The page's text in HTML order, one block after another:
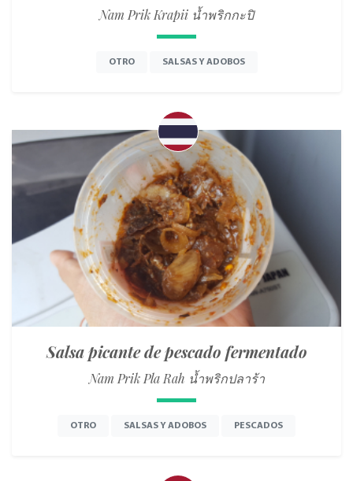
Nam Prik Krapii น้ำพริกกะปิ
OTRO SALSAS Y ADOBOS
Salsa picante de pescado fermentado
Nam Prik Pla Rah น้ำพริกปลาร้า
OTRO SALSAS Y ADOBOS PESCADOS